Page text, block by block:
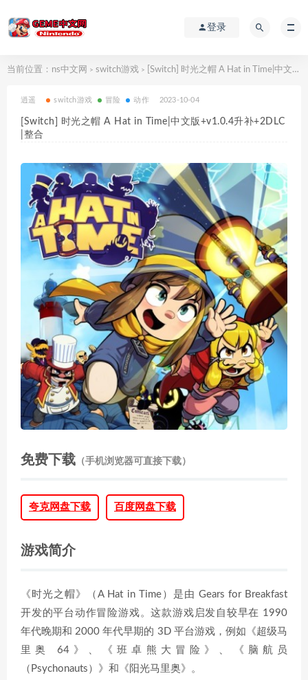
登录
当前位置： ns中文网 > switch游戏 > [Switch] 时光之帽 A Hat in Time|中文版+v1.0.4升补+2DLC|整合
逍遥 switch游戏 冒险 动作 2023-10-04
[Switch] 时光之帽 A Hat in Time|中文版+v1.0.4升补+2DLC
|整合
免费下载 （手机浏览器可直接下载）
夸克网盘下载 百度网盘下载
游戏简介
《时光之帽》（A Hat in Time）是由 Gears for Breakfast
开发的平台动作冒险游戏。这款游戏启发自较早在 1990
年代晚期和 2000 年代早期的 3D 平台游戏，例如《超级马
里奥 64》、《班卓熊大冒险》、《脑航员
（Psychonauts）》和《阳光马里奥》。